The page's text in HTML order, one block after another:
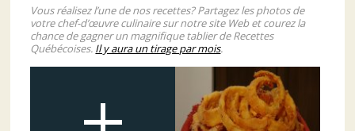
Vous réalisez l’une de nos recettes? Partagez les photos de
votre chef-d’œuvre culinaire sur notre site Web et courez la
chance de gagner un magnifique tablier de Recettes
Québécoises. Il y aura un tirage par mois.